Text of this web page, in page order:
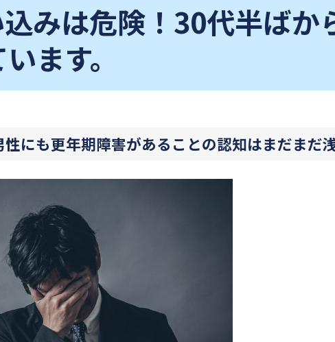
みは危険！30代半ばか
ます。
にも更年期障害があることの認知はまだまだ浅